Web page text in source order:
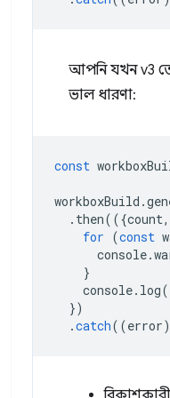
আপনি যখন v3
ভাল ধারণা:
const
workboxBuild .
. then(({count,
for (const
console.
}
console. log(
})
.catch((error)